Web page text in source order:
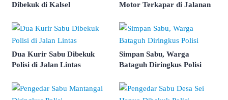
Dibekuk di Kalsel
Motor Terkapar di Jalanan
Dua Kurir Sabu Dibekuk
Polisi di Jalan Lintas
Simpan Sabu, Warga
Bataguh Diringkus Polisi